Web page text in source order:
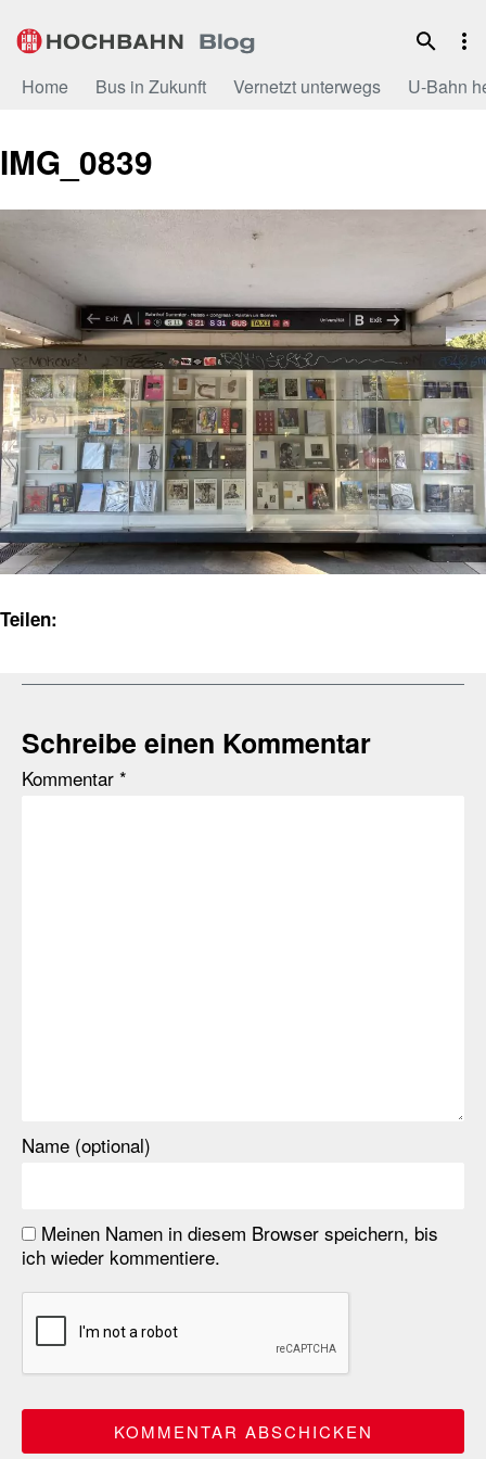
Inhalt
Home Bus in Zukunft Vernetzt unterwegs U-Bahn
IMG_0839
Teilen:
Schreibe einen Kommentar
Kommentar *
Name (optional)
Meinen Namen in diesem Browser speichern, bis
ich wieder kommentiere.